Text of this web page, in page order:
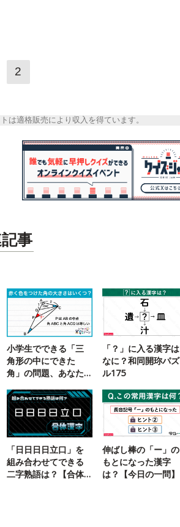
2
は適格販売により収入を得ています。
事
小学生でできる「三
角形の中にできた
角」の問題、あなた
「？」に入る漢字は
なに？和同開珎パズ
ル175
「日日日日立口」を
組み合わせてできる
二字熟語は？【合体
伸ばし棒の「ー」の
もとになった漢字
は？【今日の一問】